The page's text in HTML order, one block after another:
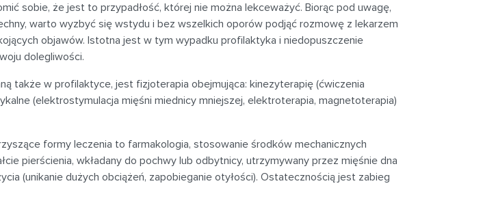
sobie, że jest to przypadłość, której nie można lekceważyć. Biorąc pod uwagę,
warto wyzbyć się wstydu i bez wszelkich oporów podjąć rozmowę z lekarzem
objawów. Istotna jest w tym wypadku profilaktyka i niedopuszczenie
dolegliwości.
także w profilaktyce, jest fizjoterapia obejmująca: kinezyterapię (ćwiczenia
(elektrostymulacja mięśni miednicy mniejszej, elektroterapia, magnetoterapia)
formy leczenia to farmakologia, stosowanie środków mechanicznych
pierścienia, wkładany do pochwy lub odbytnicy, utrzymywany przez mięśnie dna
(unikanie dużych obciążeń, zapobieganie otyłości). Ostatecznością jest zabieg